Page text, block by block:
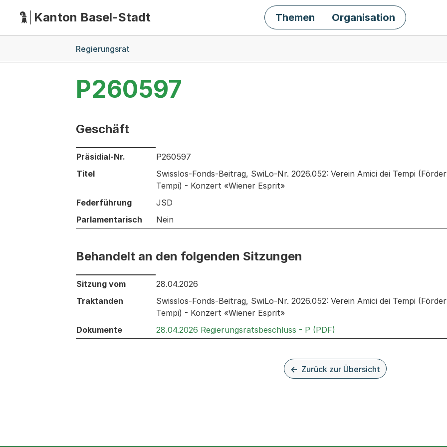
HauptnavigationKanton Basel-Stadt Themen Organisation
Regierungsrat
P260597
Geschäft
Informationen zum Ausgewählten Geschäft
Präsidial-Nr.
P260597
Titel
Swisslos-Fonds-Beitrag, SwiLo-Nr. 2026.052: Verein Amici dei Tempi
Tempi) - Konzert «Wiener Esprit»
Federführung
JSD
Parlamentarisch
Nein
Behandelt an den folgenden Sitzungen
Behandelt an den folgenden Sitzungen: Informationen zu den Sitzungen zum Geschäft
Sitzung vom
28.04.2026
Traktanden
Swisslos-Fonds-Beitrag, SwiLo-Nr. 2026.052: Verein Amici dei Tempi
Tempi) - Konzert «Wiener Esprit»
Dokumente
28.04.2026 Regierungsratsbeschluss - P (PDF)
Zurück zur Übersicht